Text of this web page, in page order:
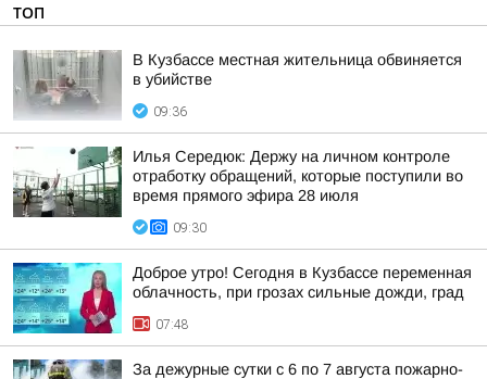
ТОП
В Кузбассе местная жительница обвиняется
в убийстве
09:36
Илья Середюк: Держу на личном контроле
отработку обращений, которые поступили во
время прямого эфира 28 июля
09:30
Доброе утро! Сегодня в Кузбассе переменная
облачность, при грозах сильные дожди, град
07:48
За дежурные сутки с 6 по 7 августа пожарно-